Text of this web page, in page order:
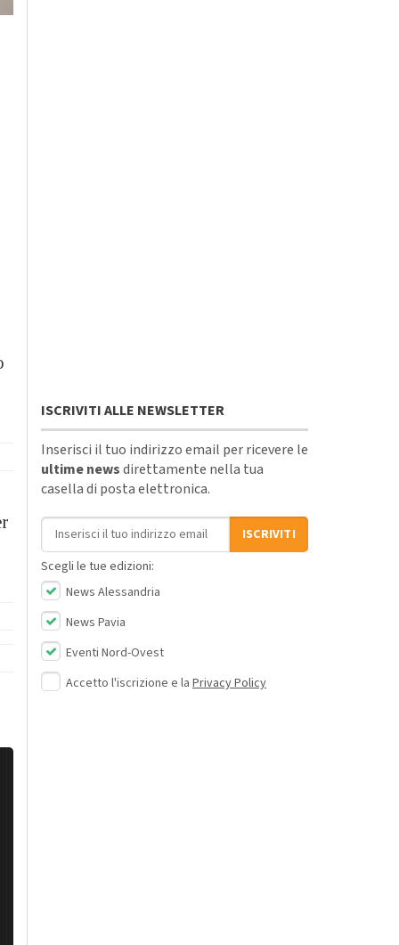
ISCRIVITI ALLE NEWSLETTER
Inserisci il tuo indirizzo email per ricevere le
ultime newsdirettamente nella tua
casella di posta elettronica.
Indirizzo email
ISCRIVITI
Scegli le tue edizioni:
News Alessandria
News Pavia
Eventi Nord-Ovest
Accetto l'iscrizione e la Privacy Policy